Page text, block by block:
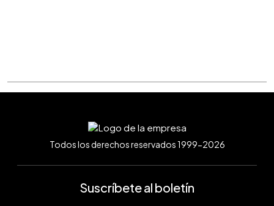
Todos los derechos reservados 1999-2026
Suscríbete al boletín